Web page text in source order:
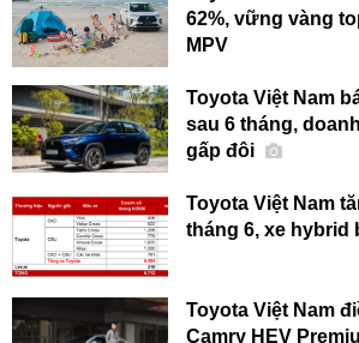
62%, vững vàng
MPV
Toyota Việt Nam
sau 6 tháng,
gấp đôi
Toyota Việt Nam
tháng 6, xe
Toyota Việt Nam
Camry HEV